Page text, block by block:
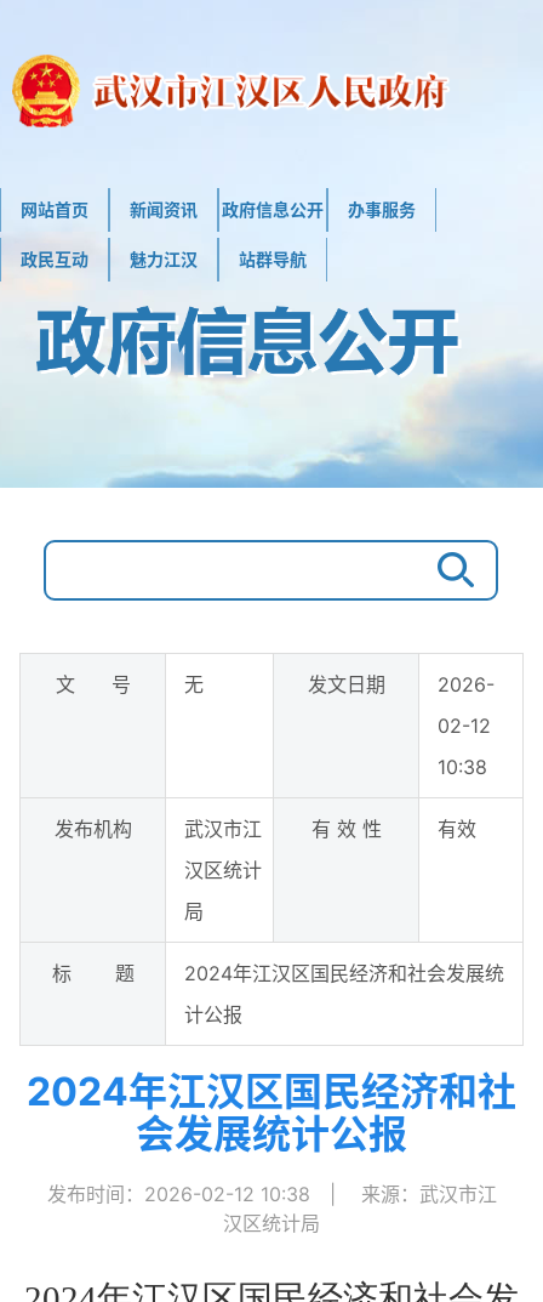
网站首页 新闻资讯 政府信息公开 办事服务
政民互动 魅力江汉 站群导航
文 号 无 发文日期
2026-
02-12
10:38
发布机构
武汉市江
汉区统计
局
有 效 性 有效
标 题
2024年江汉区国民经济和社会发展统
计公报
2024年江汉区国民经济和社
会发展统计公报
发布时间：2026-02-12 10:38
来源：武汉市江
汉区统计局